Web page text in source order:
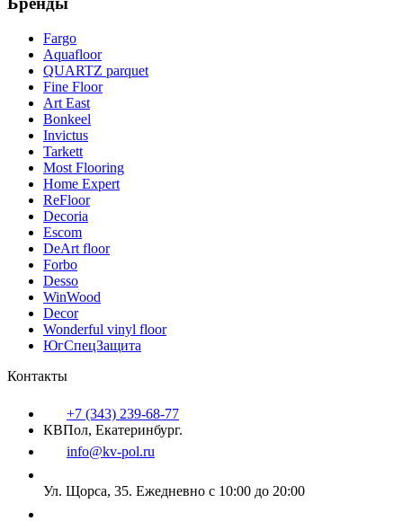
Fargo
Aquafloor
QUARTZ parquet
Fine Floor
Art East
Bonkeel
Invictus
Tarkett
Most Flooring
Home Expert
ReFloor
Decoria
Escom
DeArt floor
Forbo
Desso
WinWood
Decor
Wonderful vinyl floor
ЮгСпецЗащита
Контакты
+7 (343) 239-68-77
КВПол, Екатеринбург.
info@kv-pol.ru
Ул. Щорса, 35. Ежедневно с 10:00 до 20:00